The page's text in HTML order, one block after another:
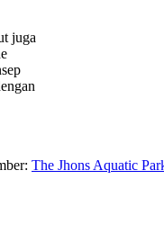
juga
The Jhons Aquatic